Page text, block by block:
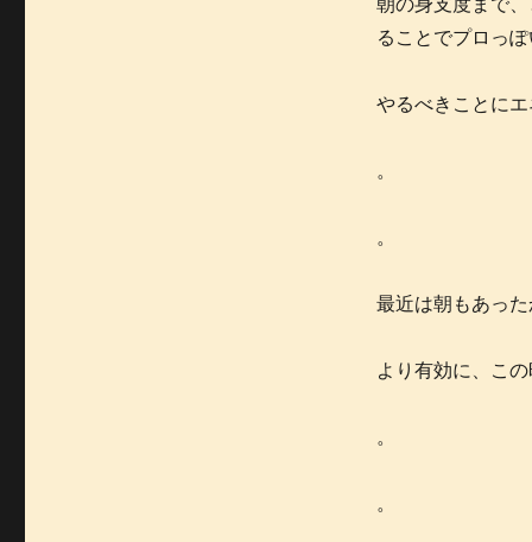
ることでプロっ
やるべきことに
。
。
最近は朝もあっ
より有効に、こ
。
。